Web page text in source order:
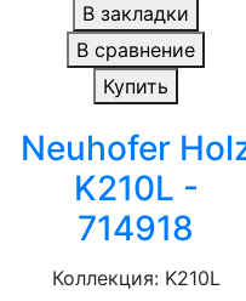
В закладки
В сравнение
Купить
Neuhofer
K210L -
714918
Коллекция: K210L